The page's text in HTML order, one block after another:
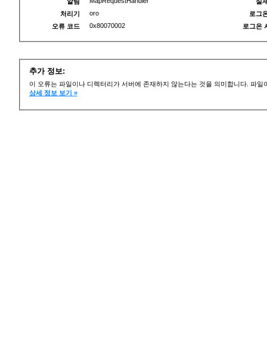
처리기
oro
오류 코드
0x80070002
로그
로그온
추가 정보:
이 오류는 파일이나 디렉터리가 서버에 존재하지 않는다는 것을 의미합니다. 파
상세 정보 보기 »